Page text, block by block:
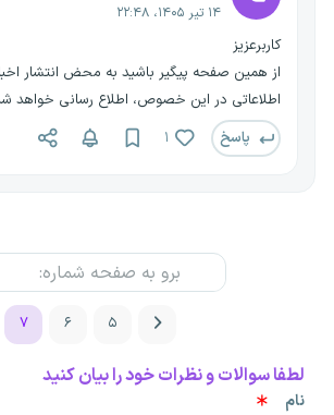
۱۴ تیر ۱۴۰۵، ۲۲:۴۸
کاربرعزیز
از همین صفحه پیگیر باشید به محض انتشار
اطلاعاتی در این خصوص، اطلاع رسانی خواهد
پاسخ
۱
۵ ۶ ۷
لطفا سوالات و نظرات خود را بیان کنید
نام